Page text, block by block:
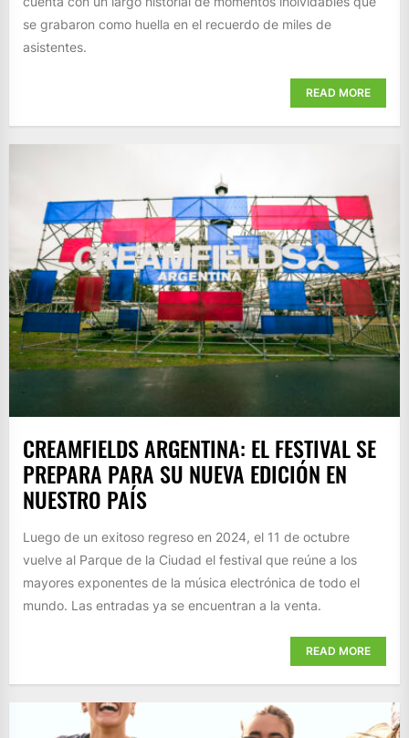
se grabaron como huella en el recuerdo de miles de
asistentes.
READ MORE
CREAMFIELDS ARGENTINA: EL FESTIVAL SE
PREPARA PARA SU NUEVA EDICIÓN EN
NUESTRO PAÍS
Luego de un exitoso regreso en 2024, el 11 de octubre
vuelve al Parque de la Ciudad el festival que reúne a los
mayores exponentes de la música electrónica de todo el
mundo. Las entradas ya se encuentran a la venta.
READ MORE